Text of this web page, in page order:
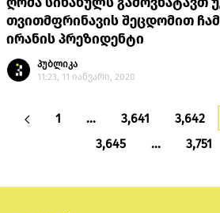
თვითმფრინავის შეცდომით
ირანის პრეზიდენტი
პუბლიკა
11:23, 11 იანვარი, 2020
1 … 3,641 3,642
3,645
… 3,751